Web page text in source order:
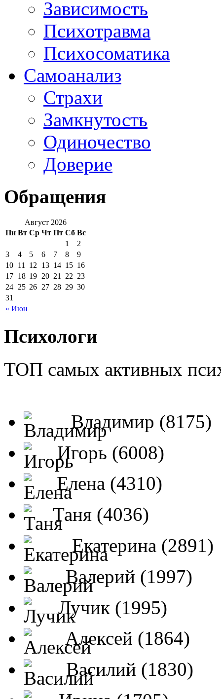
Зависимость
Психотравма
Психосоматика
Самоанализ
Страхи
Замкнутость
Одиночество
Доверие
Обращения
Август 2026
Пн Вт Ср Чт Пт Сб Вс
« Июн
1
2
3
4 5 6 7 8
9
10 11 12 13 14 15 16
17 18 19 20 21 22 23
24 25 26 27 28 29 30
31
Психологи
ТОП самых активных
Владимир (8175)
Игорь (6008)
Елена (4310)
Таня (4036)
Екатерина (2891)
Валерий (1997)
Лучик (1995)
Алексей (1864)
Василий (1830)